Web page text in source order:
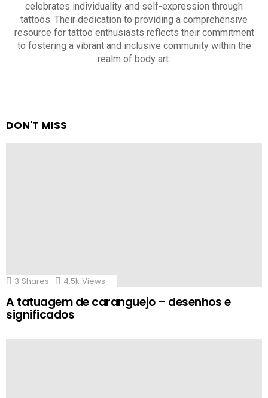
celebrates individuality and self-expression through
tattoos. Their dedication to providing a comprehensive
resource for tattoo enthusiasts reflects their commitment
to fostering a vibrant and inclusive community within the
realm of body art.
DON'T MISS
3 Shares 4.5k Views
A tatuagem de caranguejo – desenhos e
significados